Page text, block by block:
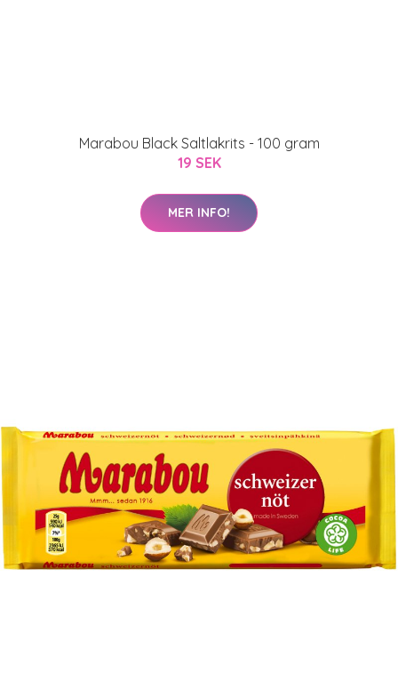
Marabou Black Saltlakrits - 100 gram
19 SEK
MER INFO!